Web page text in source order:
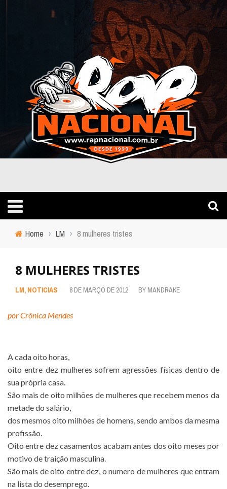
Home › LM › 8 mulheres tristes
8 MULHERES TRISTES
LM, NOTICIAS 8 DE MARÇO DE 2012 BY MANDRAKE
por Crônica Mendes
A cada oito horas,
oito entre dez mulheres sofrem agressões físicas dentro de
sua própria casa.
São mais de oito milhões de mulheres que recebem menos da
metade do salário,
dos mesmos oito milhões de homens, sendo ambos da mesma
profissão.
Oito entre dez casamentos acabam antes dos oito meses por
motivo de traição masculina.
São mais de oito entre dez, o numero de mulheres que entram
na lista do desemprego.